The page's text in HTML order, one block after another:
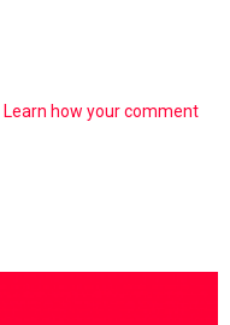
Learn how your comment